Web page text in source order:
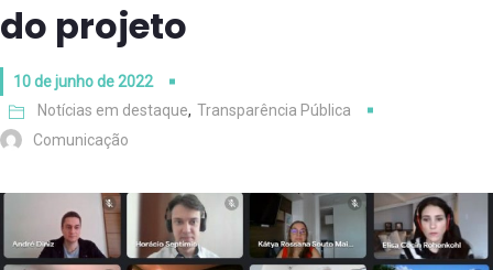
do projeto
10 de junho de 2022
Notícias em destaque, Transparência Pública
Comunicação